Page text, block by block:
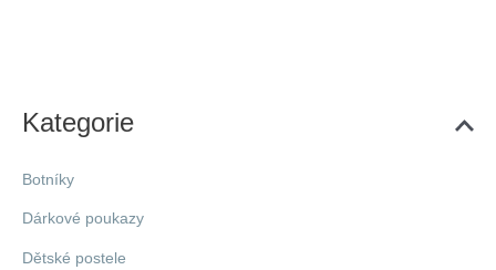
Kategorie
Botníky
Dárkové poukazy
Dětské postele